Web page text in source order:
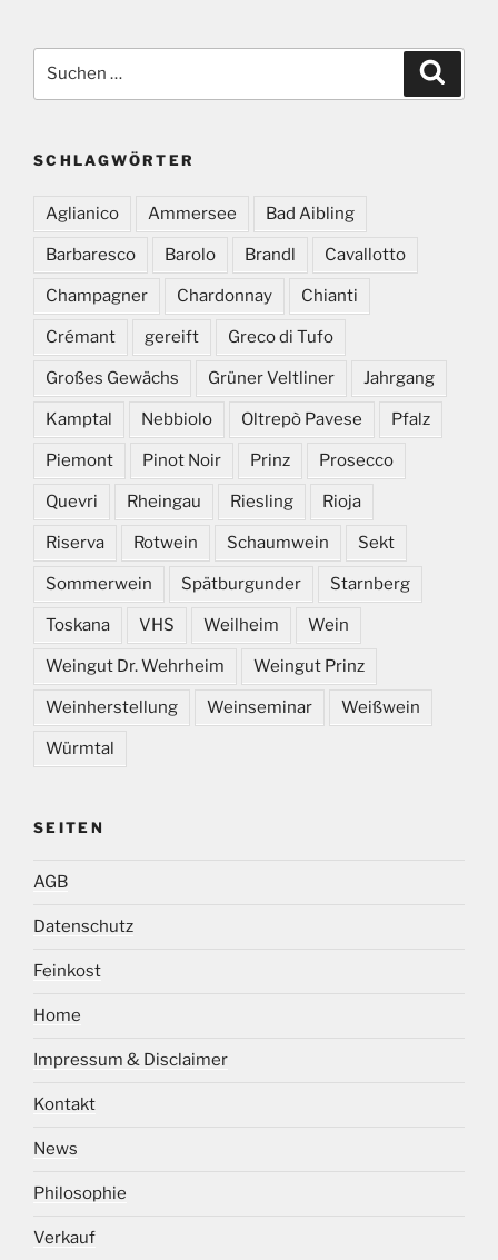
nach:
SCHLAGWÖRTER
Aglianico Ammersee Bad Aibling
Barbaresco Barolo Brandl Cavallotto
Champagner Chardonnay Chianti
Crémant gereift Greco di Tufo
Großes Gewächs Grüner Veltliner Jahrgang
Kamptal Nebbiolo Oltrepò Pavese Pfalz
Piemont Pinot Noir Prinz Prosecco
Quevri Rheingau Riesling Rioja
Riserva Rotwein Schaumwein Sekt
Sommerwein Spätburgunder Starnberg
Toskana VHS Weilheim Wein
Weingut Dr. Wehrheim Weingut Prinz
Weinherstellung Weinseminar Weißwein
Würmtal
SEITEN
AGB
Datenschutz
Feinkost
Home
Impressum & Disclaimer
Kontakt
News
Philosophie
Verkauf